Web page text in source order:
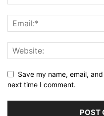
Save my name, email,
next time I comment.